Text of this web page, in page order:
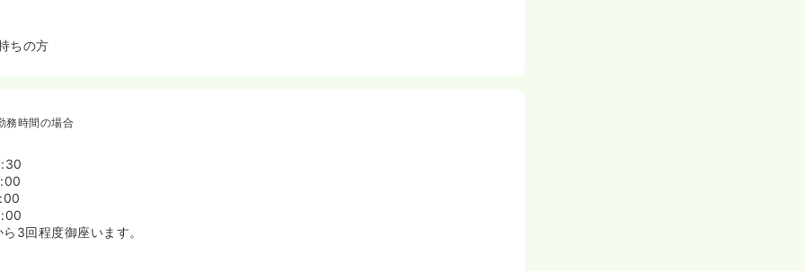
ちの方
務時間の場合
3回程度御座います。